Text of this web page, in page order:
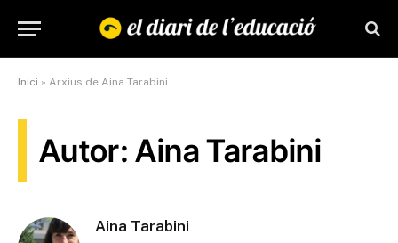
Inici » Arxius de Aina Tarabini
Autor: Aina Tarabini
Aina Tarabini